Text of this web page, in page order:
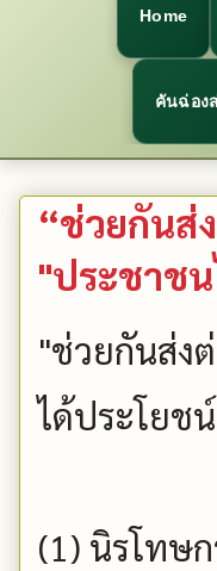
Home
คันฉ่อง
“ช่วยกันส่
"ประชาช
"ช่วยกันส่ง
ได้ประโยช
(1) นิรโทษ